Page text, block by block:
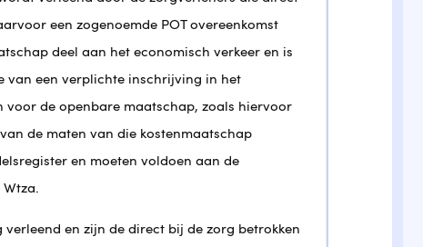
een zogenoemde POT overeenkomst
deel aan het economisch verkeer en is
van een verplichte inschrijving in het
voor de openbare maatschap, zoals hiervoor
de maten van die kostenmaatschap
en moeten voldoen aan de
en zijn de direct bij de zorg betrokken